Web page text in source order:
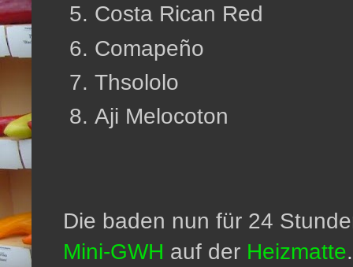
Costa Rican Red
Comapeño
Thsololo
Aji Melocoton
Die baden nun für 24
Mini-GWH auf der Heizmatte